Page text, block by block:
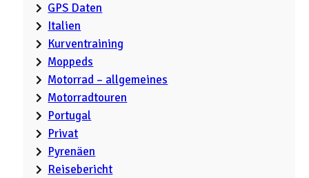
GPS Daten
Italien
Kurventraining
Moppeds
Motorrad – allgemeines
Motorradtouren
Portugal
Privat
Pyrenäen
Reisebericht